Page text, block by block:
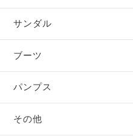
サンダル
ブーツ
パンプス
その他